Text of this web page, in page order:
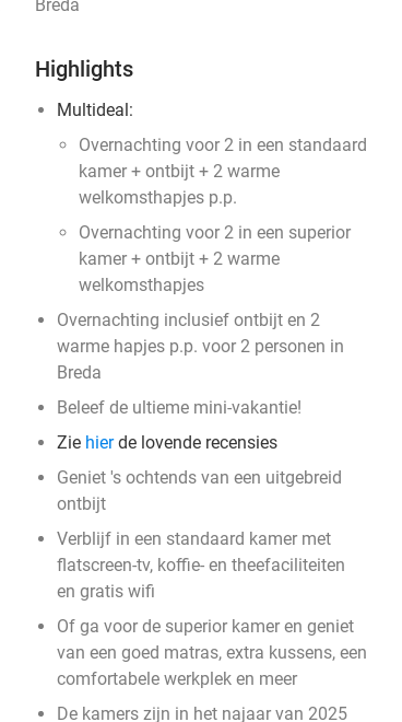
Breda
Highlights
Multideal:
Overnachting voor 2 in een standaard
kamer + ontbijt + 2 warme
welkomsthapjes p.p.
Overnachting voor 2 in een superior
kamer + ontbijt + 2 warme
welkomsthapjes
Overnachting inclusief ontbijt en 2
warme hapjes p.p. voor 2 personen in
Breda
Beleef de ultieme mini-vakantie!
Zie hierde lovende recensies
Geniet 's ochtends van een uitgebreid
ontbijt
Verblijf in een standaard kamer met
flatscreen-tv, koffie- en theefaciliteiten
en gratis wifi
Of ga voor de superior kamer en geniet
van een goed matras, extra kussens, een
comfortabele werkplek en meer
De kamers zijn in het najaar van 2025